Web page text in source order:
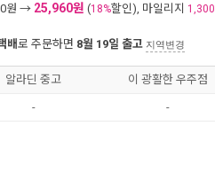
원 → 25,960원 (18%할인), 마일리지 1,300
배로 주문하면 8월 19일 출고 지역변경
알라딘 중고 이 광활한 우주점
- -